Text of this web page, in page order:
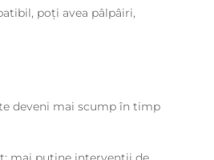
poți avea pâlpâiri,
deveni mai scump în timp